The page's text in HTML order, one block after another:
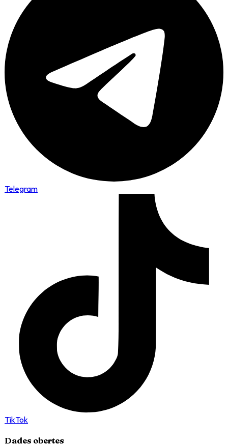
Telegram
TikTok
Dades obertes